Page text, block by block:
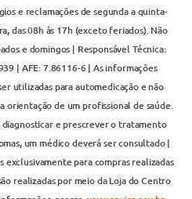
e reclamações de segunda a quinta-
das 08h às 17h (exceto feriados). Não
e domingos | Responsável Técnica:
| AFE: 7.86116-6 | As informações
utilizadas para automedicação e não
orientação de um profissional de saúde.
e prescrever o tratamento
um médico deverá ser consultado |
exclusivamente para compras realizadas
realizadas por meio da Loja do Centro